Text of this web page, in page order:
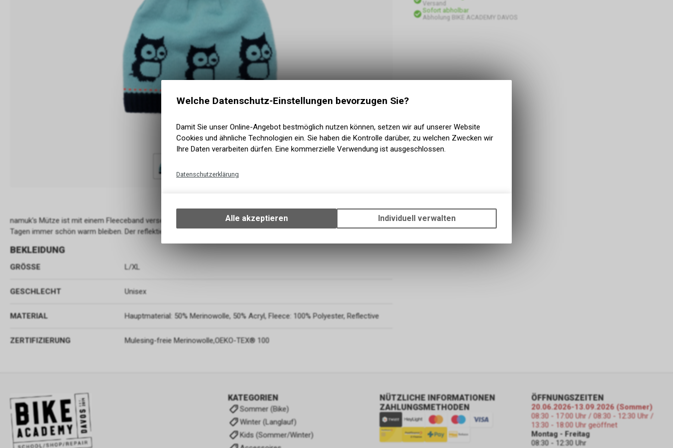
Versand
Sofort abholbar
Abholung BIKE ACADEMY DAVOS
namuk's Mütze ist mit einem Fleeceband versehen damit die Ohren doppelt geschützt sind und auch an sehr kalten
Tagen immer schön warm bleiben. Der reflektierende Bommel sorgt für perfekte Sichtbarkeit.
BEKLEIDUNG
GRÖSSE L/XL
GESCHLECHT Unisex
MATERIAL Hauptmaterial: 50% Merinowolle, 50% Acryl, Fleece: 100% Polyester, Reflective
ZERTIFIZIERUNG Mulesing-freie Merinowolle,OEKO-TEX® 100
KATEGORIEN
Sommer (Bike)
Winter (Langlauf)
Kids (Sommer/Winter)
NÜTZLICHE INFORMATIONEN
ZAHLUNGSMETHODEN
ÖFFNUNGSZEITEN
20.06.2026-13.09.2026 (Sommer)
08:30 - 17:00 Uhr / 08:30 - 12:30 Uhr /
13:30 - 18:00 Uhr geöffnet
Montag - Freitag
08:30 - 12:30 Uhr
Welche Datenschutz-Einstellungen bevorzugen Sie?
Damit Sie unser Online-Angebot bestmöglich nutzen können, setzen wir auf unserer Website
Cookies und ähnliche Technologien ein. Sie haben die Kontrolle darüber, zu welchen Zwecken wir
Ihre Daten verarbeiten dürfen. Eine kommerzielle Verwendung ist ausgeschlossen.
Datenschutzerklärung
Ihrem Gerät, um die grundlegenden Funktionen unseres Online-Angebots, wie die
Verwendung des Warenkorbs, zu ermöglichen. Bitte beachten Sie, dass die
zulassen.
Alle akzeptieren Individuell verwalten